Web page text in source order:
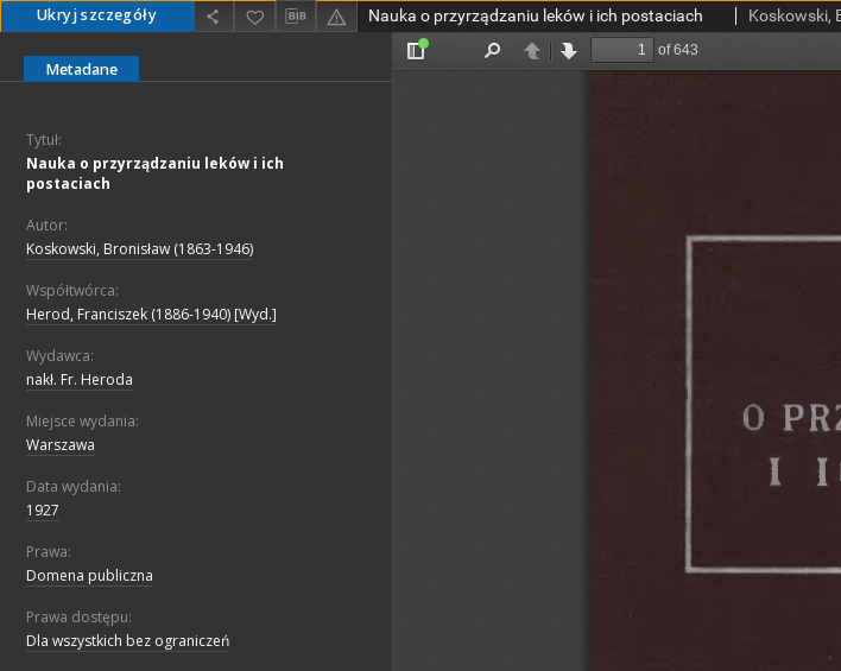
Ukryj szczegóły Nauka o przyrządzaniu leków i ich postaciach
Metadane
Tytuł:
Nauka o przyrządzaniu leków i ich
postaciach
Autor:
Koskowski, Bronisław (1863-1946)
Współtwórca:
Herod, Franciszek (1886-1940) [Wyd.]
Wydawca:
nakł. Fr. Heroda
Miejsce wydania:
Warszawa
Data wydania:
1927
Prawa:
Domena publiczna
Prawa dostępu:
Dla wszystkich bez ograniczeń